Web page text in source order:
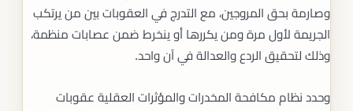
وصارمة بحق المروجين، مع التدرج في العقوبات بين من يرتكب
الجريمة لأول مرة ومن يكررها أو ينخرط ضمن عصابات منظمة،
وذلك لتحقيق الردع والعدالة في آن واحد.
وحدد نظام مكافحة المخدرات والمؤثرات العقلية عقوبات